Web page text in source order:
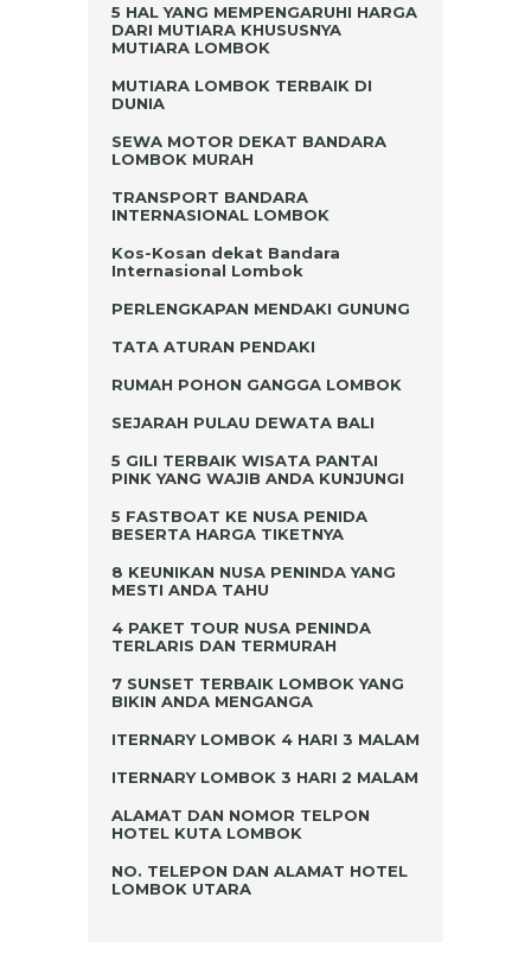
5 HAL YANG MEMPENGARUHI HARGA
DARI MUTIARA KHUSUSNYA
MUTIARA LOMBOK
MUTIARA LOMBOK TERBAIK DI
DUNIA
SEWA MOTOR DEKAT BANDARA
LOMBOK MURAH
TRANSPORT BANDARA
INTERNASIONAL LOMBOK
Kos-Kosan dekat Bandara
Internasional Lombok
PERLENGKAPAN MENDAKI GUNUNG
TATA ATURAN PENDAKI
RUMAH POHON GANGGA LOMBOK
SEJARAH PULAU DEWATA BALI
5 GILI TERBAIK WISATA PANTAI
PINK YANG WAJIB ANDA KUNJUNGI
5 FASTBOAT KE NUSA PENIDA
BESERTA HARGA TIKETNYA
8 KEUNIKAN NUSA PENINDA YANG
MESTI ANDA TAHU
4 PAKET TOUR NUSA PENINDA
TERLARIS DAN TERMURAH
7 SUNSET TERBAIK LOMBOK YANG
BIKIN ANDA MENGANGA
ITERNARY LOMBOK 4 HARI 3 MALAM
ITERNARY LOMBOK 3 HARI 2 MALAM
ALAMAT DAN NOMOR TELPON
HOTEL KUTA LOMBOK
NO. TELEPON DAN ALAMAT HOTEL
LOMBOK UTARA